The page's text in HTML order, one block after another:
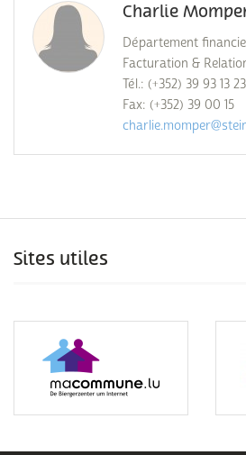
Charlie
Département
Facturation &
Tél.: (+352) 39 93 13
Fax: (+352) 39 00 15
Sites utiles